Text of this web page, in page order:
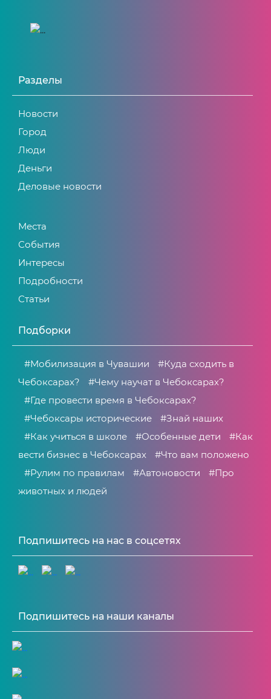
Разделы
Новости
Город
Люди
Деньги
Деловые новости
Места
События
Интересы
Подробности
Статьи
Подборки
#Мобилизация в Чувашии
#Куда сходить в
Чебоксарах?
#Чему научат в Чебоксарах?
#Где провести время в Чебоксарах?
#Чебоксары исторические
#Знай наших
#Как учиться в школе
#Особенные дети
#Как
вести бизнес в Чебоксарах
#Что вам положено
#Рулим по правилам
#Автоновости
#Про
животных и людей
Подпишитесь на нас в соцсетях
Подпишитесь на наши каналы